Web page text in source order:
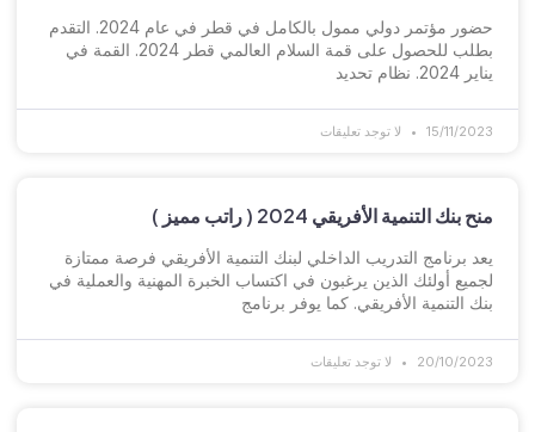
حضور مؤتمر دولي ممول بالكامل في قطر في عام 2024. التقدم
بطلب للحصول على قمة السلام العالمي قطر 2024. القمة في
يناير 2024. نظام تحديد
15/11/2023 لا توجد تعليقات
منح بنك التنمية الأفريقي 2024 ( راتب مميز )
يعد برنامج التدريب الداخلي لبنك التنمية الأفريقي فرصة ممتازة
لجميع أولئك الذين يرغبون في اكتساب الخبرة المهنية والعملية في
بنك التنمية الأفريقي. كما يوفر برنامج
20/10/2023 لا توجد تعليقات